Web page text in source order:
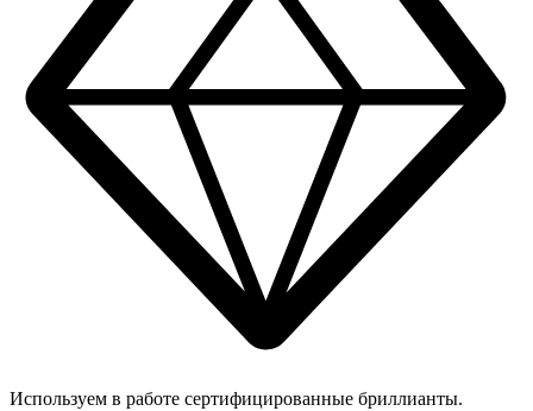
Используем в работе сертифицированные бриллианты.